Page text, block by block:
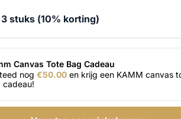
stuks (10% korting)
Canvas Tote Bag Cadeau
nog€50.00 en krijg een KAMM canvas
cadeau!